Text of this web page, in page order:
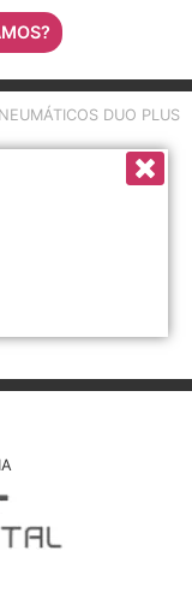
NEUMÁTICOS DUO PLUS